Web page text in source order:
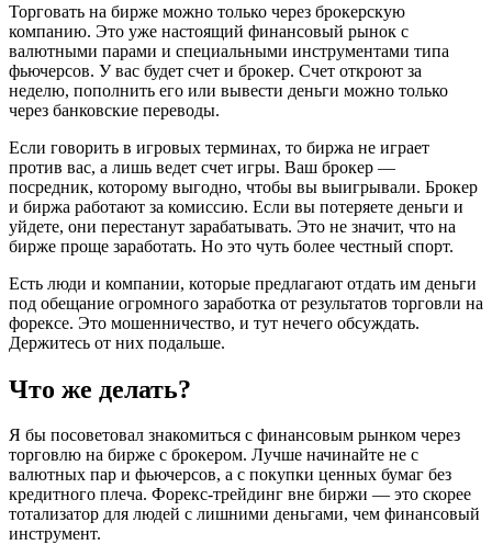
Торговать на бирже можно только через брокерскую
компанию. Это уже настоящий финансовый рынок с
валютными парами и специальными инструментами типа
фьючерсов. У вас будет счет и брокер. Счет откроют за
неделю, пополнить его или вывести деньги можно только
через банковские переводы.
Если говорить в игровых терминах, то биржа не играет
против вас, а лишь ведет счет игры. Ваш брокер —
посредник, которому выгодно, чтобы вы выигрывали. Брокер
и биржа работают за комиссию. Если вы потеряете деньги и
уйдете, они перестанут зарабатывать. Это не значит, что на
бирже проще заработать. Но это чуть более честный спорт.
Есть люди и компании, которые предлагают отдать им деньги
под обещание огромного заработка от результатов торговли на
форексе. Это мошенничество, и тут нечего обсуждать.
Держитесь от них подальше.
Что же делать?
Я бы посоветовал знакомиться с финансовым рынком через
торговлю на бирже с брокером. Лучше начинайте не с
валютных пар и фьючерсов, а с покупки ценных бумаг без
кредитного плеча. Форекс-трейдинг вне биржи — это скорее
тотализатор для людей с лишними деньгами, чем финансовый
инструмент.